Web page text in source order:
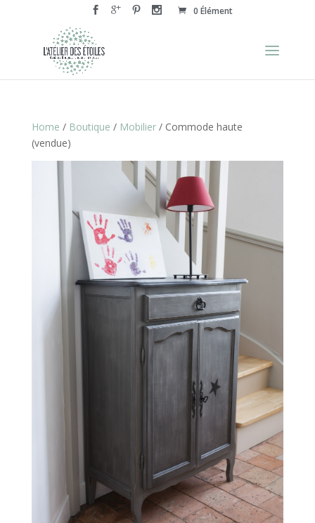
0 Élément
Home / Boutique / Mobilier/ Commode haute
(vendue)